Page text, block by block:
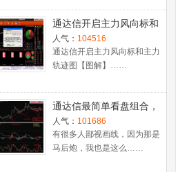
通达信开启主力风向标和
主力轨迹图【图解】
人气： 104516
通达信开启主力风向标和主力
轨迹图【图解】……
通达信最简单看盘组合，
抓强势股双头的超短线盈
利－－之五（均线战法找
心脏）
人气： 101686
有很多人鄙视画线，因为那是
马后炮，我也是这么……